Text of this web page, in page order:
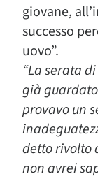
giovane,
successo
uovo”.
“La serata
già
provavo un
detto rivolto
non avrei